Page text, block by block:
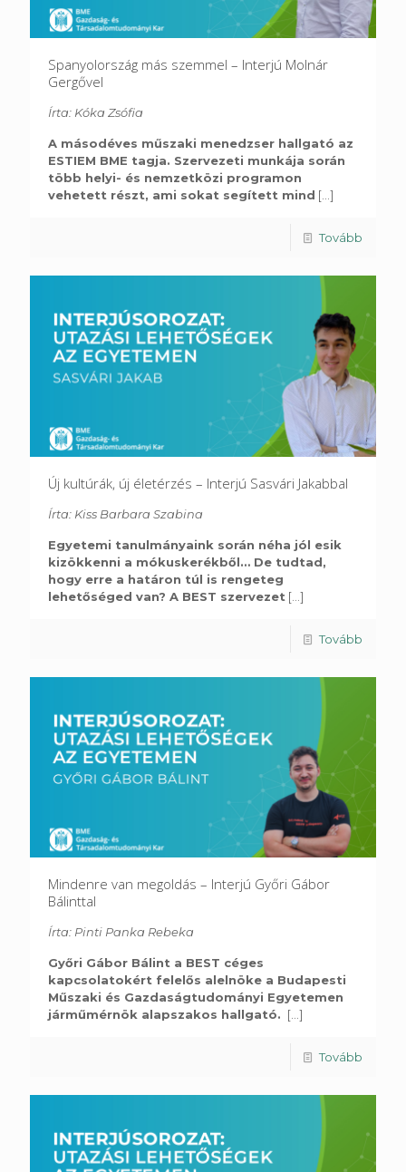
Spanyolország más szemmel – Interjú Molnár
Gergővel
Írta: Kóka Zsófia
A másodéves műszaki menedzser hallgató az
ESTIEM BME tagja. Szervezeti munkája során
több helyi- és nemzetközi programon
vehetett részt, ami sokat segített mind [...]
Tovább
Új kultúrák, új életérzés – Interjú Sasvári Jakabbal
Írta: Kiss Barbara Szabina
Egyetemi tanulmányaink során néha jól esik
kizökkenni a mókuskerékből… De tudtad,
hogy erre a határon túl is rengeteg
lehetőséged van? A BEST szervezet [...]
Tovább
Mindenre van megoldás – Interjú Győri Gábor
Bálinttal
Írta: Pinti Panka Rebeka
Győri Gábor Bálint a BEST céges
kapcsolatokért felelős alelnöke a Budapesti
Műszaki és Gazdaságtudományi Egyetemen
járműmérnök alapszakos hallgató. [...]
Tovább